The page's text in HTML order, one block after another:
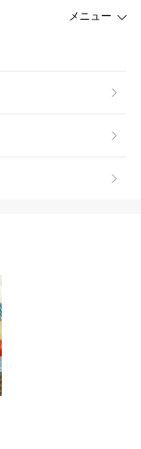
メニュー